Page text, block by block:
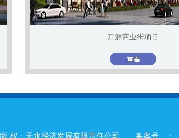
开源商业街项目
版 权：天水经济发展有限责任公司 备案号 ：